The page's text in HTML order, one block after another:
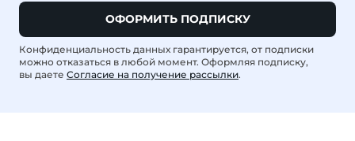
ОФОРМИТЬ ПОДПИСКУ
Конфиденциальность данных гарантируется, от подписки
можно отказаться в любой момент. Оформляя подписку,
вы даете Согласие на получение рассылки.